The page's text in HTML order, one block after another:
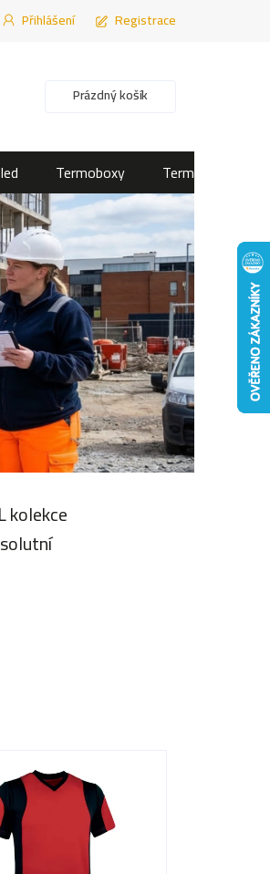
Přihlášení Registrace
Nákupní košík
Prázdný košík
Termoboxy Termotašky
kolekce